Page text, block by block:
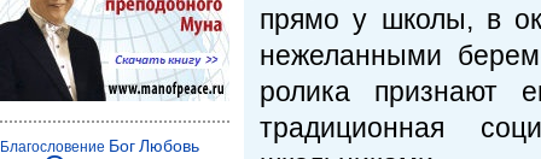
прямо у школы, в
нежеланными
ролика признают
традиционная
Благословение БогЛюбовь